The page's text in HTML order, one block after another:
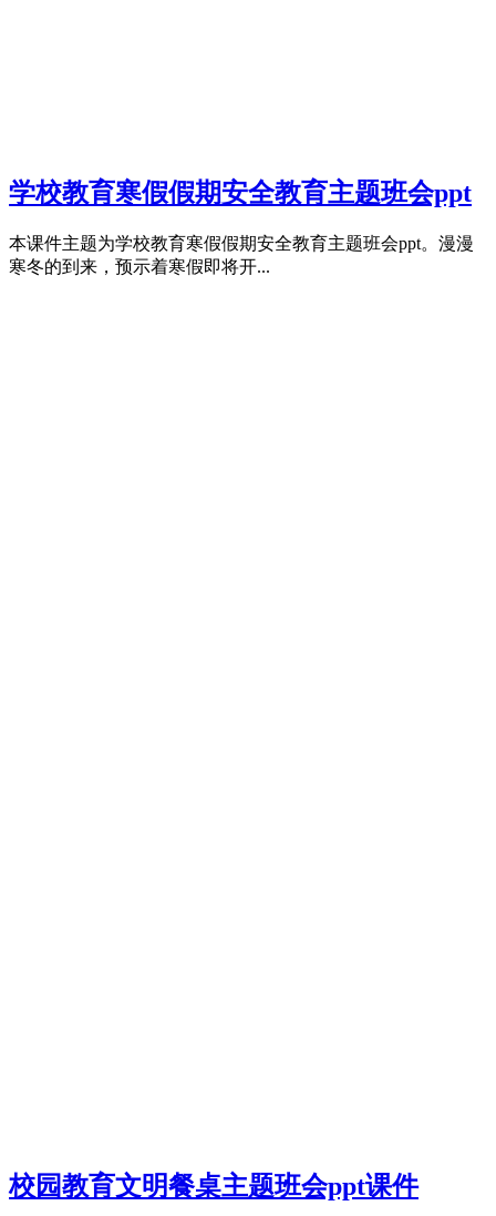
学校教育寒假假期安全教育主题班会ppt
本课件主题为学校教育寒假假期安全教育主题班会ppt。漫漫
寒冬的到来，预示着寒假即将开...
校园教育文明餐桌主题班会ppt课件